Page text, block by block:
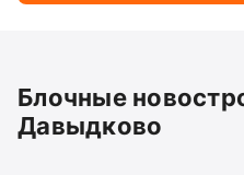
новостройки
Новостройки
Блочные
Давыдково